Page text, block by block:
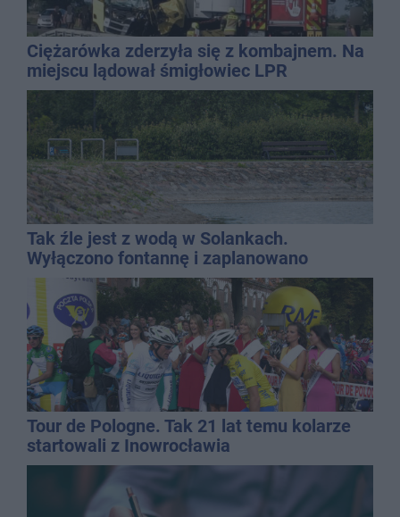
Ciężarówka zderzyła się z kombajnem. Na
miejscu lądował śmigłowiec LPR
Tak źle jest z wodą w Solankach.
Wyłączono fontannę i zaplanowano
dolewkę
Tour de Pologne. Tak 21 lat temu kolarze
startowali z Inowrocławia